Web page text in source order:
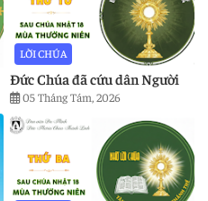
LỜI CHÚA
Đức Chúa đã cứu dân Người
05 Tháng Tám, 2026